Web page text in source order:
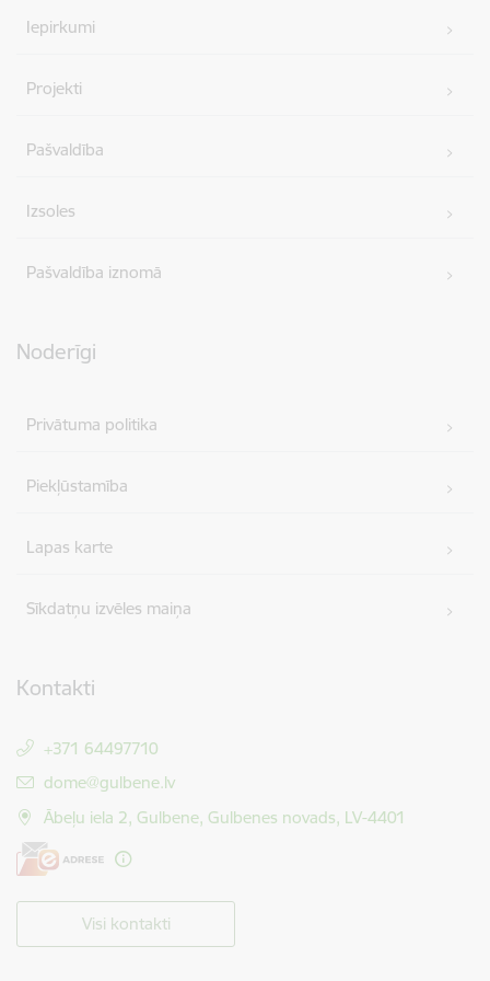
Iepirkumi
Projekti
Pašvaldība
Izsoles
Pašvaldība iznomā
Noderīgi
Privātuma politika
Piekļūstamība
Lapas karte
Sīkdatņu izvēles maiņa
Kontakti
+371 64497710
E-pasts:
dome@gulbene.lv
Ābeļu iela 2, Gulbene, Gulbenes novads, LV-4401
Visi kontakti